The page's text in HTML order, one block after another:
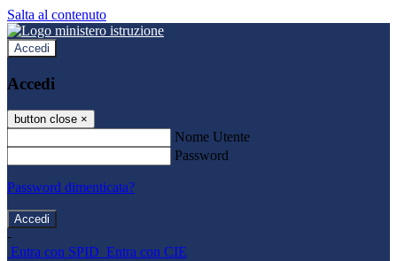
Salta al contenuto
Accedi
Accedi
button close ×
Nome Utente
Password
Password dimenticata?
-
Entra con SPID Entra con CIE